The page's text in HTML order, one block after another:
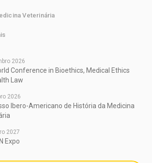
Veterinária
2026
Conference in Bioethics, Medical Ethics
Law
2026
Ibero-Americano de História da Medicina
2027
Expo